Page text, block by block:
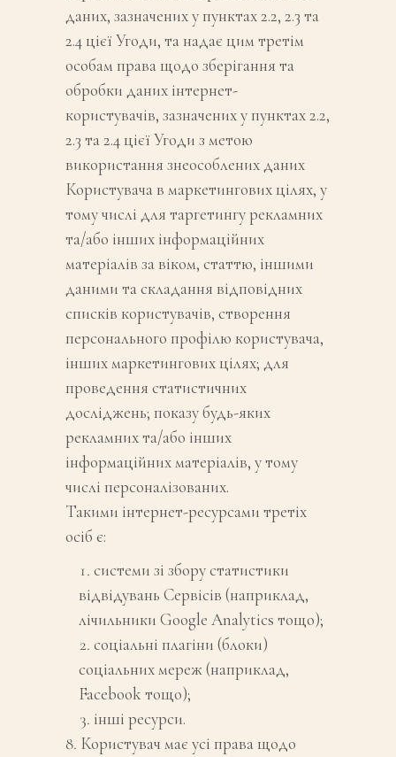
даних, зазначених у пунктах 2.2, 2.3 та
2.4 цієї Угоди, та надає цим третім
особам права щодо зберігання та
обробки даних інтернет-
користувачів, зазначених у пунктах 2.2,
2.3 та 2.4 цієї Угоди з метою
використання знеособлених даних
Користувача в маркетингових цілях, у
тому числі для таргетингу рекламних
та/або інших інформаційних
матеріалів за віком, статтю, іншими
даними та складання відповідних
списків користувачів, створення
персонального профілю користувача,
інших маркетингових цілях; для
проведення статистичних
досліджень; показу будь-яких
рекламних та/або інших
інформаційних матеріалів, у тому
числі персоналізованих.
Такими інтернет-ресурсами третіх
осіб є:
системи зі збору статистики
відвідувань Сервісів (наприклад,
лічильники Google Analytics тощо);
соціальні плагіни (блоки)
соціальних мереж (наприклад,
Facebook тощо);
інші ресурси.
Користувач має усі права щодо